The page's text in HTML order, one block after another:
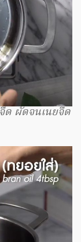
ด ผัดจนเนยจืด